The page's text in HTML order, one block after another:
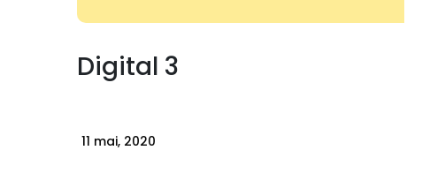
Digital 3
11 mai, 2020